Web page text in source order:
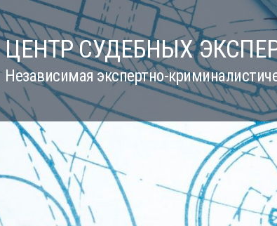
ЦЕНТР СУДЕБНЫХ
Независимая экспертно-